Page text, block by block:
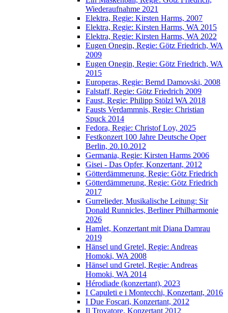
Wiederaufnahme 2021
Elektra, Regie: Kirsten Harms, 2007
Elektra, Regie: Kirsten Harms, WA 2015
Elektra, Regie: Kirsten Harms, WA 2022
Eugen Onegin, Regie: Götz Friedrich, WA
2009
Eugen Onegin, Regie: Götz Friedrich, WA
2015
Europeras, Regie: Bernd Damovski, 2008
Falstaff, Regie: Götz Friedrich 2009
Faust, Regie: Philipp Stölzl WA 2018
Fausts Verdammnis, Regie: Christian
Spuck 2014
Fedora, Regie: Christof Loy, 2025
Festkonzert 100 Jahre Deutsche Oper
Berlin, 20.10.2012
Germania, Regie: Kirsten Harms 2006
Gisei - Das Opfer, Konzertant, 2012
Götterdämmerung, Regie: Götz Friedrich
Götterdämmerung, Regie: Götz Friedrich
2017
Gurrelieder, Musikalische Leitung: Sir
Donald Runnicles, Berliner Philharmonie
2026
Hamlet, Konzertant mit Diana Damrau
2019
Hänsel und Gretel, Regie: Andreas
Homoki, WA 2008
Hänsel und Gretel, Regie: Andreas
Homoki, WA 2014
Hérodiade (konzertant), 2023
I Capuleti e i Montecchi, Konzertant, 2016
I Due Foscari, Konzertant, 2012
Il Trovatore, Konzertant 2012